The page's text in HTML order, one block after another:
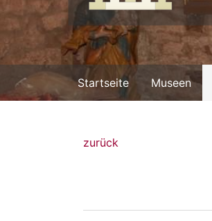
Startseite Museen
zurück